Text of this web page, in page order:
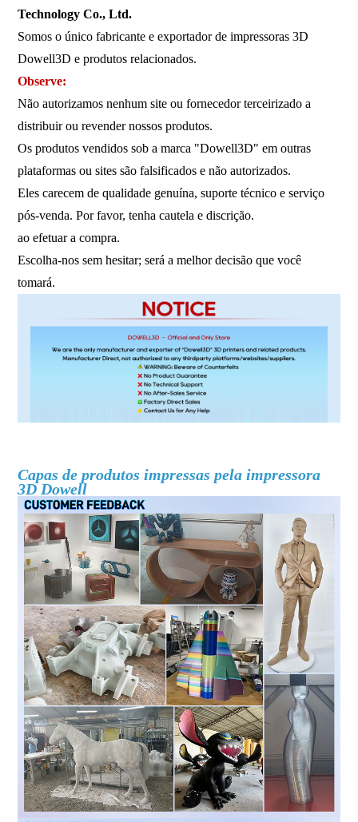
Technology Co., Ltd.
Somos o único fabricante e exportador de impressoras 3D
Dowell3D e produtos relacionados.
Observe:
Não autorizamos nenhum site ou fornecedor terceirizado a
distribuir ou revender nossos produtos.
Os produtos vendidos sob a marca "Dowell3D" em outras
plataformas ou sites são falsificados e não autorizados.
Eles carecem de qualidade genuína, suporte técnico e serviço
pós-venda. Por favor, tenha cautela e discrição.
ao efetuar a compra.
Escolha-nos sem hesitar; será a melhor decisão que você
tomará.
Capas de produtos impressas pela impressora
3D Dowell